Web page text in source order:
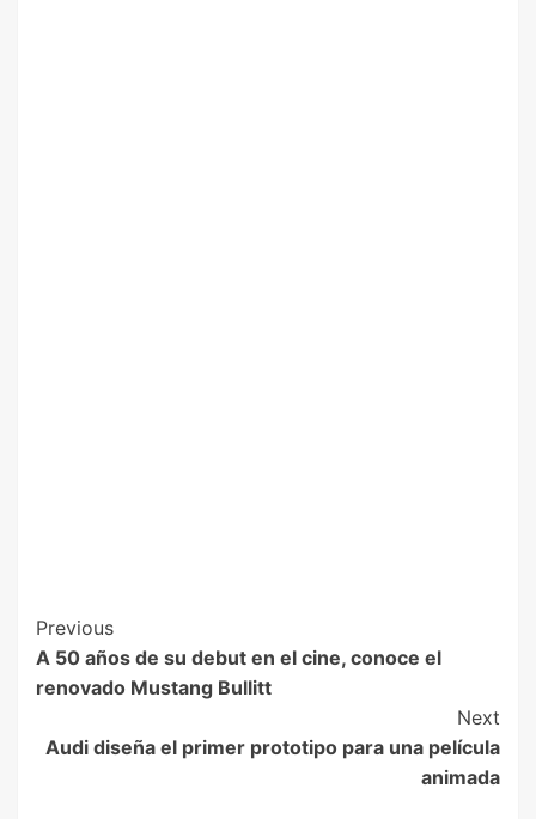
Previous
A 50 años de su debut en el cine, conoce el
renovado Mustang Bullitt
Next
Audi diseña el primer prototipo para una película
animada